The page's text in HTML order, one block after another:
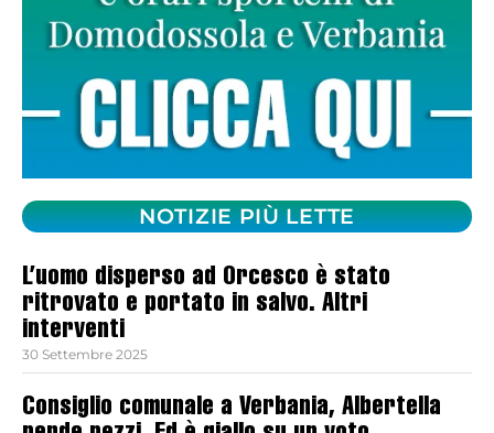
NOTIZIE PIÙ LETTE
L’uomo disperso ad Orcesco è stato
ritrovato e portato in salvo. Altri
interventi
30 Settembre 2025
Consiglio comunale a Verbania, Albertella